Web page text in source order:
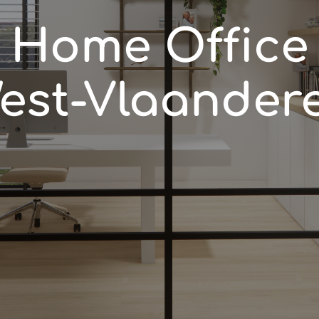
Home Office